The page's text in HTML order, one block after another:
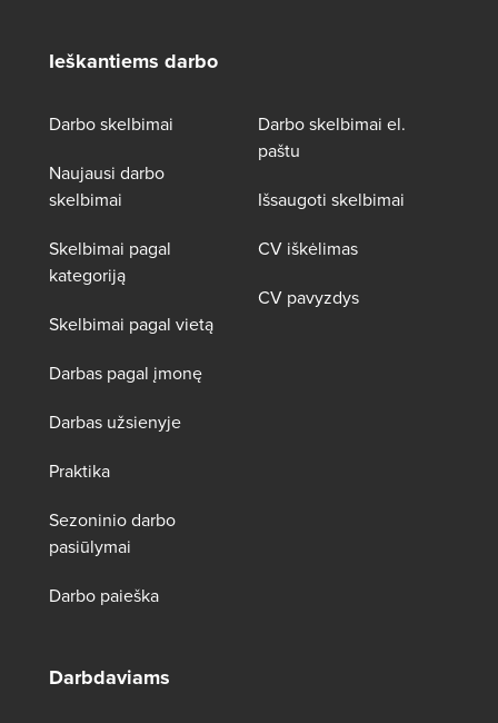
Ieškantiems darbo
Darbo skelbimai
Naujausi darbo
skelbimai
Skelbimai pagal
kategoriją
Skelbimai pagal vietą
Darbas pagal įmonę
Darbas užsienyje
Praktika
Sezoninio darbo
pasiūlymai
Darbo paieška
Darbo skelbimai el.
paštu
Išsaugoti skelbimai
CV iškėlimas
CV pavyzdys
Darbdaviams